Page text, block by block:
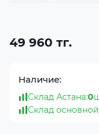
49 960 тг.
Наличие:
Склад Астана:0
Склад